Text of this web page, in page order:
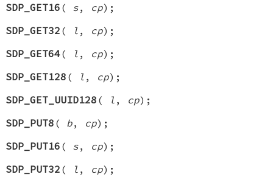
SDP_GET16 ( s, cp);
SDP_GET32 ( l , cp);
SDP_GET64( l , cp);
SDP_GET128 ( l , cp);
SDP_GET_UUID128 ( l , cp);
SDP_PUT8 ( b, cp);
SDP_PUT16 ( s, cp);
SDP_PUT32 ( l , cp);